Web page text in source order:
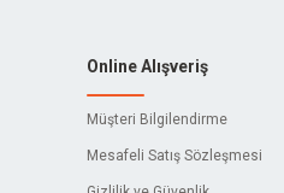
Online Alışveriş
Müşteri Bilgilendirme
Mesafeli Satış Sözleşmesi